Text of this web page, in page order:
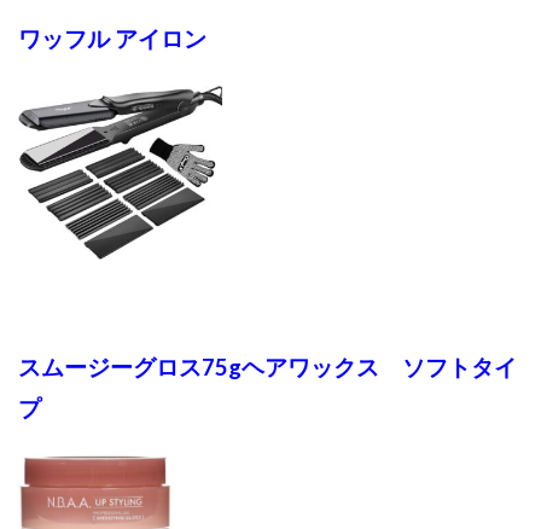
ワッフル アイロン
スムージーグロス75gヘアワックス ソフトタイ
プ